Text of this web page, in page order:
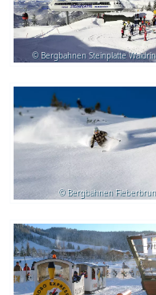
© Bergbahnen Steinplatte
© Bergbahnen